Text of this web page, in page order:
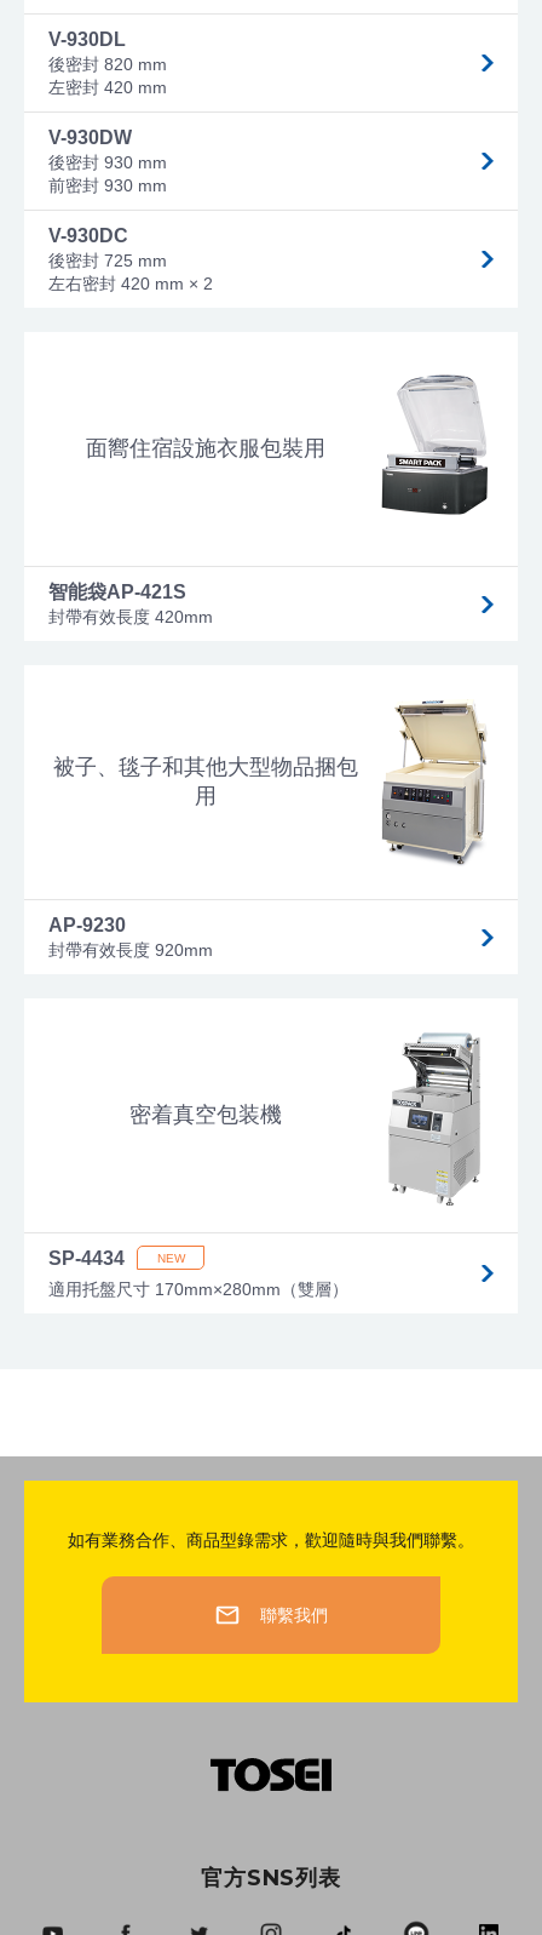
V-930DL
後密封 820 mm
左密封 420 mm
V-930DW
後密封 930 mm
前密封 930 mm
V-930DC
後密封 725 mm
左右密封 420 mm × 2
面嚮住宿設施衣服包裝用
智能袋AP-421S
封帶有效長度 420mm
被子、毯子和其他大型物品捆包
用
AP-9230
封帶有效長度 920mm
密着真空包装機
SP-4434
適用托盤尺寸 170mm×280mm（雙層）
如有業務合作、商品型錄需求，歡迎隨時與我們聯繫。
聯繫我們
官方SNS列表